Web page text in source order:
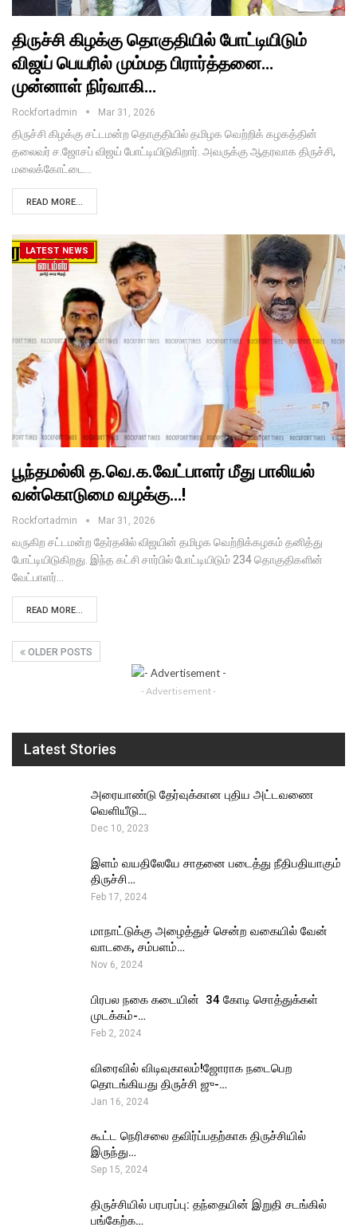
திருச்சி கிழக்கு தொகுதியில் போட்டியிடும்
விஜய் பெயரில் மும்மத பிரார்த்தனை…
முன்னாள் நிர்வாகி…
Rockfortadmin Mar 31, 2026
திருச்சி கிழக்கு சட்டமன்ற தொகுதியில் தமிழக வெற்றிக் கழகத்தின்
தலைவர் ச.ஜோசப் விஜய் போட்டியிடுகிறார். அவருக்கு ஆதரவாக திருச்சி,
மலைக்கோட்டை…
READ MORE...
LATEST NEWS
பூந்தமல்லி த.வெ.க.வேட்பாளர் மீது பாலியல்
வன்கொடுமை வழக்கு…!
Rockfortadmin Mar 31, 2026
வருகிற சட்டமன்ற தேர்தலில் விஜயின் தமிழக வெற்றிக்கழகம் தனித்து
போட்டியிடுகிறது. இந்த கட்சி சார்பில் போட்டியிடும் 234 தொகுதிகளின்
வேட்பாளர்…
READ MORE...
OLDER POSTS
- Advertisement -
Latest Stories
அரையாண்டு தேர்வுக்கான புதிய அட்டவணை
வெளியீடு…
Dec 10, 2023
இளம் வயதிலேயே சாதனை படைத்து நீதிபதியாகும்
திருச்சி…
Feb 17, 2024
மாநாட்டுக்கு அழைத்துச் சென்ற வகையில் வேன்
வாடகை, சம்பளம்…
Nov 6, 2024
பிரபல நகை கடையின் ₹ 34 கோடி சொத்துக்கள்
முடக்கம்-…
Feb 2, 2024
விரைவில் விடிவுகாலம்!ஜோராக நடைபெற
தொடங்கியது திருச்சி ஜு-…
Jan 16, 2024
கூட்ட நெரிசலை தவிர்ப்பதற்காக திருச்சியில்
இருந்து…
Sep 15, 2024
திருச்சியில் பரபரப்பு: தந்தையின் இறுதி சடங்கில்
பங்கேற்க…